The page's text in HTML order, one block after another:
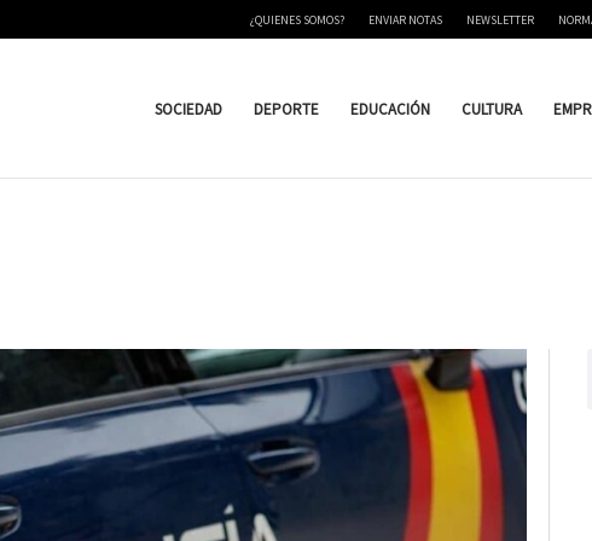
¿QUIENES SOMOS? ENVIAR NOTAS NEWSLETTER
SOCIEDAD DEPORTE EDUCACIÓN CULTURA